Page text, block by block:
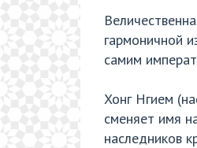
гармоничной
самим
Хонг Нгием
сменяет имя
наследников